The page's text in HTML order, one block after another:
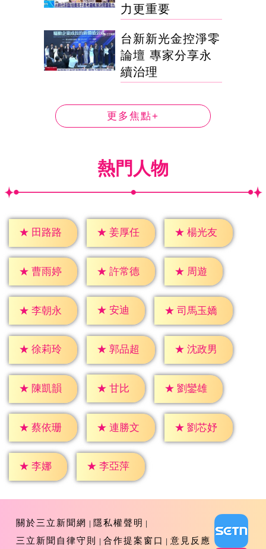
力更重要
台新新光金控淨零
論壇 專家分享永
續治理
更多焦點+
熱門人物
★ 田路路 ★ 姜厚任 ★ 楊光友
★ 曹雨婷 ★ 許常德 ★ 周遊
★ 李朝永 ★ 安迪 ★ 司馬玉嬌
★ 徐莉玲 ★ 郭品超 ★ 沈政男
★ 陳凱韻 ★ 甘比 ★ 劉鑾雄
★ 蔡依珊 ★ 連勝文 ★ 劉芯妤
★ 李娜 ★ 李亞萍
關於三立新聞網
隱私權聲明
三立新聞自律守則
合作提案窗口 意見反應